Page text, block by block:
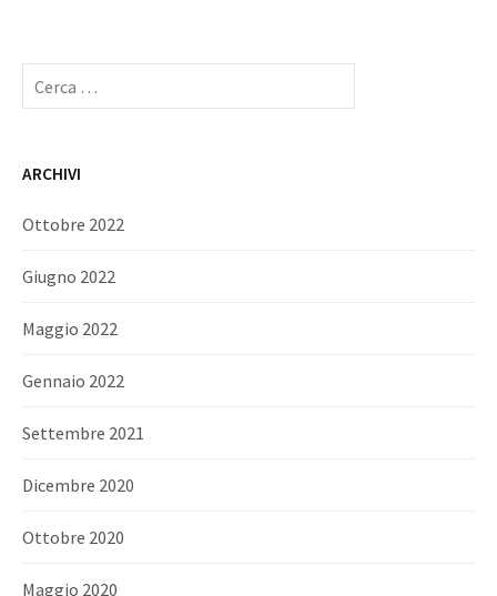
Ricerca
per:
ARCHIVI
Ottobre 2022
Giugno 2022
Maggio 2022
Gennaio 2022
Settembre 2021
Dicembre 2020
Ottobre 2020
Maggio 2020